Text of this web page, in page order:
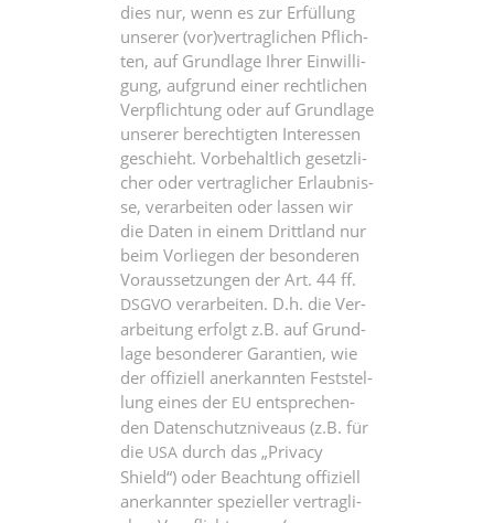
dies nur, wenn es zur Erfül­lung
unse­rer (vor)vertraglichen Pflich­
ten, auf Grund­la­ge Ihrer Ein­wil­li­
gung, auf­grund einer recht­li­chen
Ver­pflich­tung oder auf Grund­la­ge
unse­rer berech­tig­ten Inter­es­sen
geschieht. Vor­be­halt­lich gesetz­li­
cher oder ver­trag­li­cher Erlaub­nis­
se, ver­ar­bei­ten oder las­sen wir
die Daten in einem Dritt­land nur
beim Vor­lie­gen der beson­de­ren
Vor­aus­set­zun­gen der Art. 44 ff.
DSGVO ver­ar­bei­ten. D.h. die Ver­
ar­bei­tung erfolgt z.B. auf Grund­
la­ge beson­de­rer Garan­tien, wie
der offi­zi­ell aner­kann­ten Fest­stel­
lung eines der EU ent­spre­chen­
den Daten­schutz­ni­veaus (z.B. für
die USA durch das „Pri­va­cy
Shield“) oder Beach­tung offi­zi­ell
aner­kann­ter spe­zi­el­ler ver­trag­li­